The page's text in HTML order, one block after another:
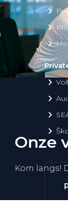
Onze
Kom langs!